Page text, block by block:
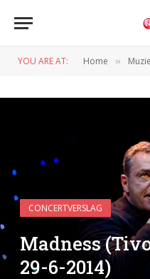
YOU ARE AT: Home »
CONCERTVERSLAG
Madness
29-6-2014)